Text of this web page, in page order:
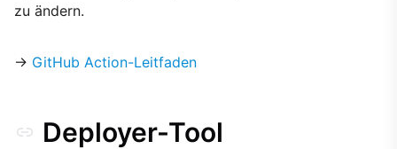
zu ändern.
→ GitHub Action-Leitfaden
Deployer-Tool